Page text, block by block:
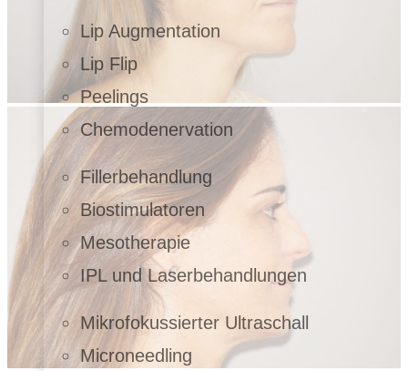
Lip Augmentation
Lip Flip
Peelings
Chemodenervation
Fillerbehandlung
Biostimulatoren
Mesotherapie
IPL und Laserbehandlungen
Mikrofokussierter Ultraschall
Microneedling